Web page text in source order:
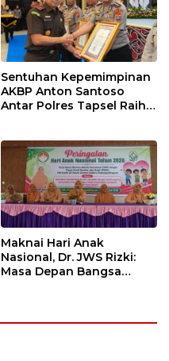
Sentuhan Kepemimpinan
AKBP Anton Santoso
Antar Polres Tapsel Raih
Maknai Hari Anak
Nasional, Dr. JWS Rizki:
Masa Depan Bangsa